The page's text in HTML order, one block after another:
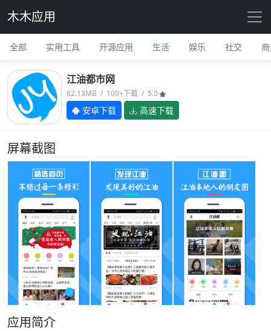
木木应用
全部 实用工具 开源应用 生活 娱乐 社交
江油都市网
62.13MB / 100+下载 / 5.0
安卓下载 高速下载
屏幕截图
应用简介